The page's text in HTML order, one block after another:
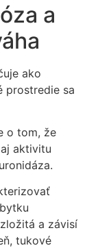
a
ako
prostredie sa
o tom, že
aktivitu
a závisí
tukové